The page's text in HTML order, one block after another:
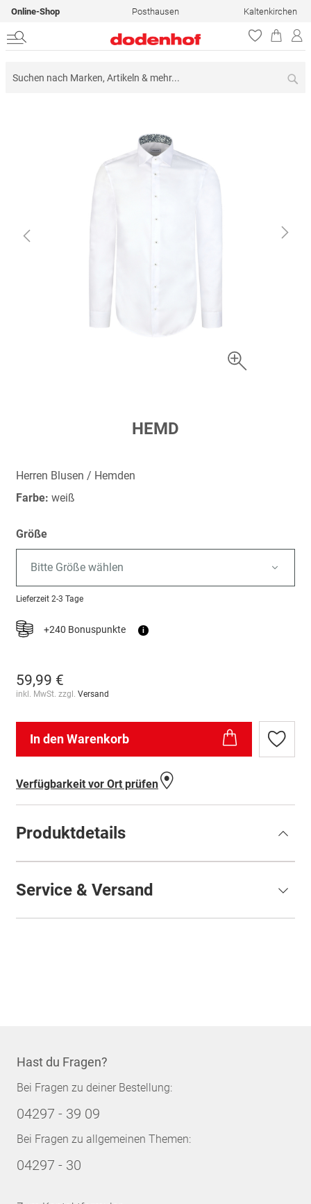
Online-Shop Posthausen Kaltenkirchen
springen
HEMD
Herren Blusen / Hemden
Farbe: weiß
Größe
Bitte Größe wählen
Lieferzeit 2-3 Tage
+240 Bonuspunkte i
59,99 €
inkl. MwSt. zzgl. Versand
In den Warenkorb
Zur
Verfügbarkeit vor Ort prüfen
Produktdetails
Service & Versand
Hast du Fragen?
Bei Fragen zu deiner Bestellung:
04297 - 39 09
Bei Fragen zu allgemeinen Themen:
04297 - 30